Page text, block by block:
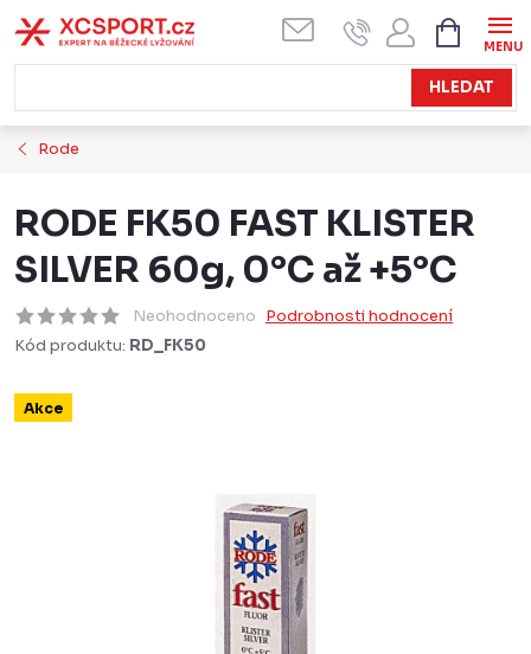
na
obsah
HLEDAT
KOŠÍK
Rode
RODE FK50 FAST KLISTER
SILVER 60g, 0°C až +5°C
Neohodnoceno Podrobnosti hodnocení
Kód produktu: RD_FK50
Akce